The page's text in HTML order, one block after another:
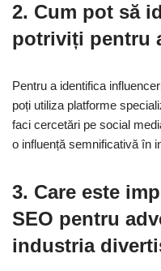
2. Cum pot să
potriviți pentru
Pentru a identifica
poți utiliza platforme
faci cercetări pe social
o influență semnificativă în
3. Care este
SEO pentru
industria